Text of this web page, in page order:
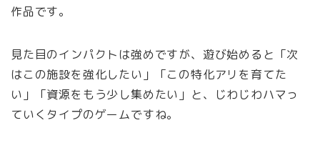
作品です。
見た目のインパクトは強めですが、遊び始めると「次
はこの施設を強化したい」「この特化アリを育てた
い」「資源をもう少し集めたい」と、じわじわハマっ
ていくタイプのゲームですね。